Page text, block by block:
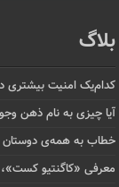
بلاگ
کدام‌یک امنیت بیشتری
آیا چیزی به نام ذهن
خطاب به همه‌ی دوستان
معرفی «کاگنتیو